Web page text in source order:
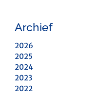
Archief
2026
2025
2024
2023
2022